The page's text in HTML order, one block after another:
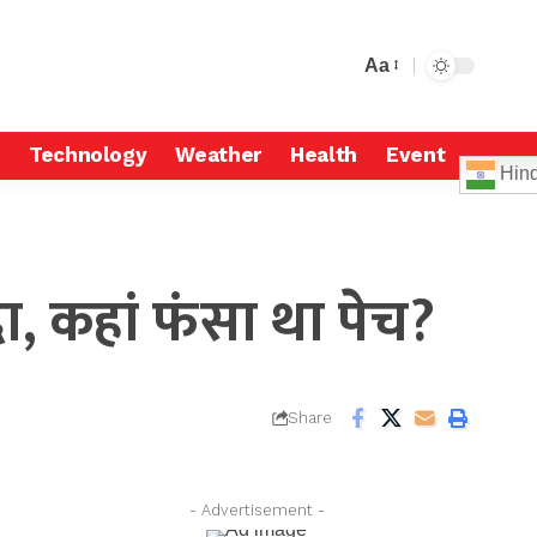
Aa
Technology Weather Health Event
कहां फंसा था पेच?
Share
- Advertisement -